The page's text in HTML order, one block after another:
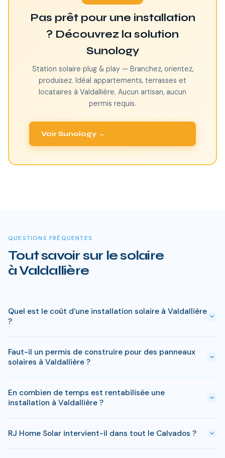
Pas prêt pour une installation
? Découvrez la solution
Sunology
Station solaire plug & play — Branchez, orientez,
produisez. Idéal appartements, terrasses et
locataires à Valdallière. Aucun artisan, aucun
permis requis.
Voir Sunology →
QUESTIONS FRÉQUENTES
Tout savoir sur le solaire
à Valdallière
Quel est le coût d'une installation solaire à Valdallière
?
à 9 kWc). Après les aides disponibles en Calvados
(MaPrimeRénov', prime autoconsommation, TVA réduite), le
reste à charge peut descendre sous 4 000 € pour une
installation standard de 3 kWc.
Faut-il un permis de construire pour des panneaux
solaires à Valdallière ?
à Valdallière. Si votre bien est classé ou en zone protégée en
Calvados, des règles spécifiques peuvent s'appliquer. RJ
Home Solar gère toutes ces démarches sans surcoût.
En combien de temps est rentabilisée une
installation à Valdallière ?
installation. Passe ce delai, chaque kWh produit est gratuit.
Sur 25 ans, une installation de 3 kWc genere des economies
RJ Home Solar intervient-il dans tout le Calvados ?